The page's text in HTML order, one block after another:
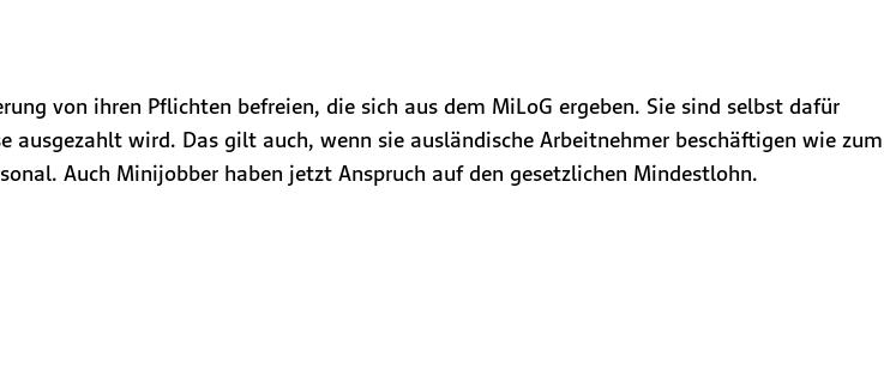
von ihren Pflichten befreien, die sich aus dem MiLoG ergeben. Sie sind selbst dafür
wird. Das gilt auch, wenn sie ausländische Arbeitnehmer beschäftigen wie zum
Auch Minijobber haben jetzt Anspruch auf den gesetzlichen Mindestlohn.